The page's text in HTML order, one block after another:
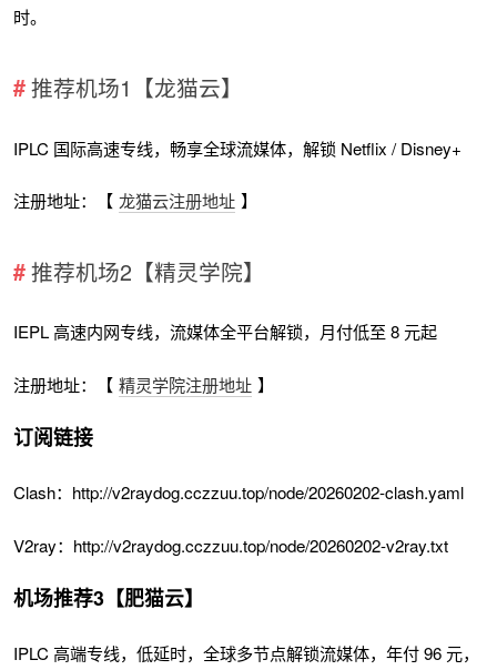
时。
推荐机场1【龙猫云】
IPLC 国际高速专线，畅享全球流媒体，解锁 Netflix / Disney+
注册地址：【 龙猫云注册地址 】
推荐机场2【精灵学院】
IEPL 高速内网专线，流媒体全平台解锁，月付低至 8 元起
注册地址：【 精灵学院注册地址 】
订阅链接
Clash：http://v2raydog.cczzuu.top/node/20260202-clash.yaml
V2ray：http://v2raydog.cczzuu.top/node/20260202-v2ray.txt
机场推荐3【肥猫云】
IPLC 高端专线，低延时，全球多节点解锁流媒体，年付 96 元，